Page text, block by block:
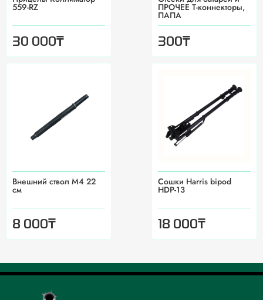
559-RZ
30 000₸
ПРОЧЕЕ Т-коннекторы,
ПАПА
300₸
Внешний ствол M4 22
см
8 000₸
Сошки Harris bipod
HDP-13
18 000₸